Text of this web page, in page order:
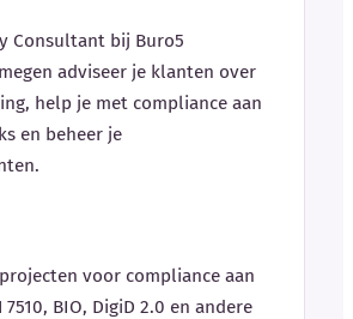
Consultant bij Buro5
adviseer je klanten over
help je met compliance aan
en beheer je
voor compliance aan
7510, BIO, DigiD 2.0 en andere